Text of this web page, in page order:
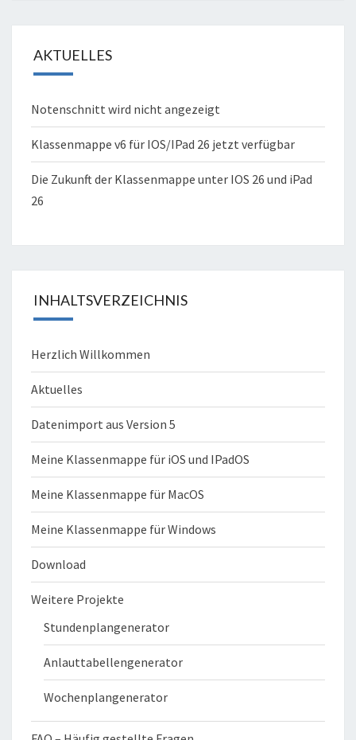
AKTUELLES
Notenschnitt wird nicht angezeigt
Klassenmappe v6 für IOS/IPad 26 jetzt verfügbar
Die Zukunft der Klassenmappe unter IOS 26 und iPad
26
INHALTSVERZEICHNIS
Herzlich Willkommen
Aktuelles
Datenimport aus Version 5
Meine Klassenmappe für iOS und IPadOS
Meine Klassenmappe für MacOS
Meine Klassenmappe für Windows
Download
Weitere Projekte
Stundenplangenerator
Anlauttabellengenerator
Wochenplangenerator